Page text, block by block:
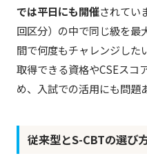
では平日にも開催されてい
回区分）の中で同じ級を最
間で何度もチャレンジした
取得できる資格やCSEスコ
め、入試での活用にも問題
従来型とS-CBTの選び